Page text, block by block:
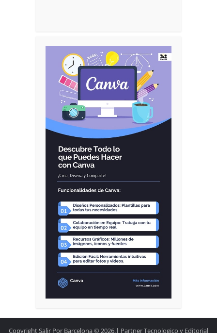
Copyright Salir Por Barcelona © 2026.| Partner Tecnologico y Editorial